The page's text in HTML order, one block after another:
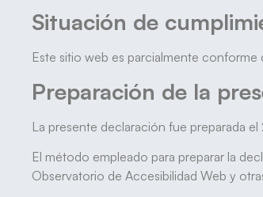
Situación de
Este sitio web es parcialmente conforme
Preparación de la
La presente declaración fue preparada
El método empleado para preparar la
Observatorio de Accesibilidad Web y